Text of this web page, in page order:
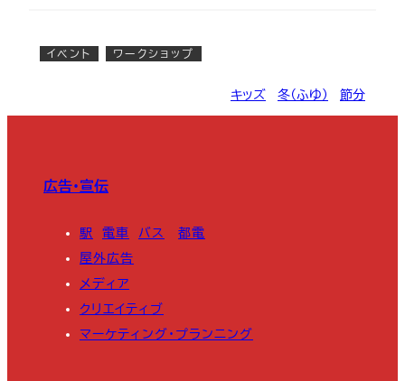
イベント ワークショップ
キッズ 冬（ふゆ） 節分
広告・宣伝
駅 電車 バス
都電
屋外広告
メディア
クリエイティブ
マーケティング・プランニング